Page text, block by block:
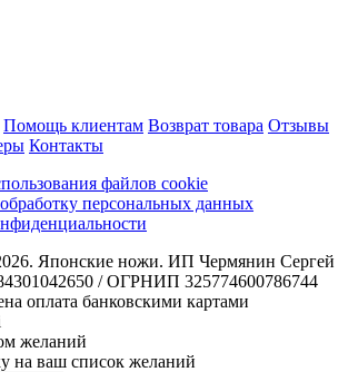
Помощь клиентам Возврат товара Отзывы
Контакты
файлов cookie
персональных данных
Японские ножи. ИП Чермянин Сергей
/ ОГРНИП 325774600786744
оплата банковскими картами
желаний
на ваш список желаний